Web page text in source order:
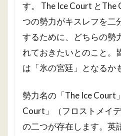
す。 The Ice Court と
つの勢力がキスレフを二
するために、どちらの勢
れておきたいとのこと。
は「氷の宮廷」となるか
勢力名の「The Ice Court
Court」（フロストメイ
の二つが存在します。英